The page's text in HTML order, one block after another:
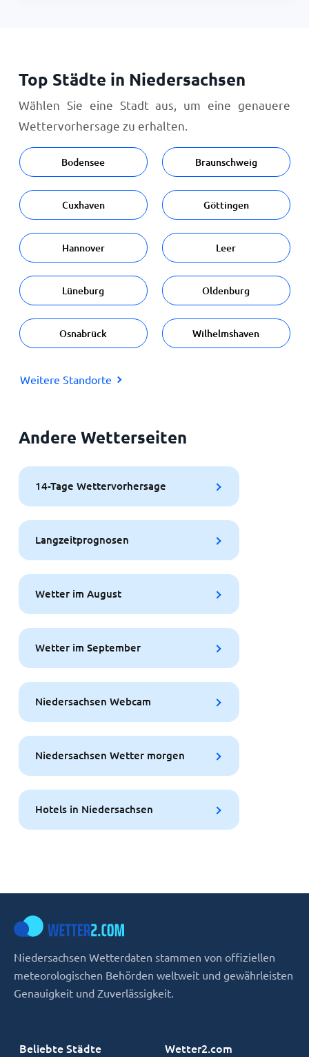
Top Städte in Niedersachsen
Wählen Sie eine Stadt aus, um eine genauere
Wettervorhersage zu erhalten.
Bodensee Braunschweig
Cuxhaven Göttingen
Hannover Leer
Lüneburg Oldenburg
Osnabrück Wilhelmshaven
Weitere Standorte
Andere Wetterseiten
14-Tage Wettervorhersage
Langzeitprognosen
Wetter im August
Wetter im September
Niedersachsen Webcam
Niedersachsen Wetter morgen
Hotels in Niedersachsen
Niedersachsen Wetterdaten stammen von offiziellen
meteorologischen Behörden weltweit und gewährleisten
Genauigkeit und Zuverlässigkeit.
Beliebte Städte Wetter2.com